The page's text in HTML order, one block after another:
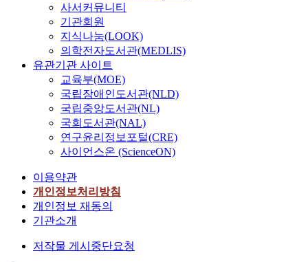
사서커뮤니티
기관회원
지식나눔(LOOK)
의학전자도서관(MEDLIS)
유관기관 사이트
교육부(MOE)
국립장애인도서관(NLD)
국립중앙도서관(NL)
국회도서관(NAL)
연구윤리정보포털(CRE)
사이언스온 (ScienceON)
이용약관
개인정보처리방침
개인정보 재동의
기관소개
저작물 게시중단요청